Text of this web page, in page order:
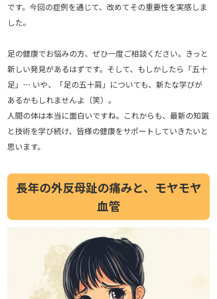
です。今回の症例を通じて、改めてその重要性を実感しま
した。
足の健康でお悩みの方、ぜひ一度ご相談ください。きっと
新しい発見があるはずです。そして、もしかしたら「五十
足」… いや、「足の五十肩」についても、新たな学びが
あるかもしれませんよ（笑）。
人間の体は本当に面白いですね。これからも、最新の知識
と技術を学び続け、皆様の健康をサポートしていきたいと
思います。
長年の外反母趾の痛みと、モヤモヤ
血管